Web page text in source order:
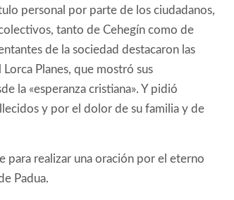
personal por parte de los ciudadanos,
tanto de Cehegín como de
de la sociedad destacaron las
Planes, que mostró sus
la «esperanza cristiana». Y pidió
y por el dolor de su familia y de
para realizar una oración por el eterno
Padua.